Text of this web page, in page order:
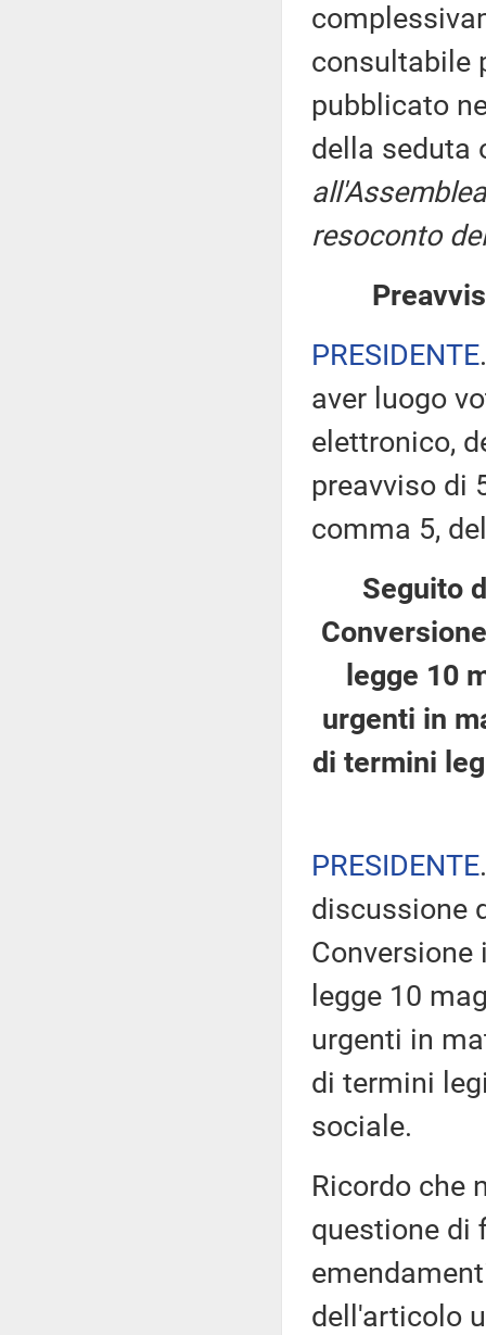
consultabile
pubblicato
della seduta
resoconto
PRESIDENTE
aver luogo
elettronico,
preavviso di
comma 5,
Seguito
legge 10
urgenti in
di termini
PRESIDENTE
discussione
Conversione
legge 10
urgenti in
di termini
sociale.
Ricordo che
questione di
dell'articolo